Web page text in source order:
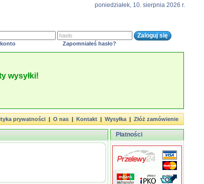
poniedziałek, 10. sierpnia 2026 r.
konto Zapomniałeś hasło?
wysyłki!
prywatności|O nas|Kontakt|Wysyłka|Złóż zamówienie
Płatności